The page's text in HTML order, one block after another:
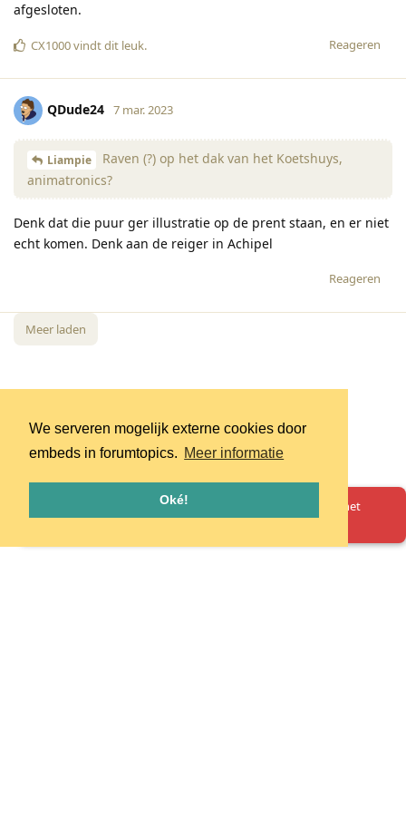
We serveren mogelijk externe cookies door
embeds in forumtopics. Meer informatie
Oké!
afgesloten.
Reageren
CX1000vindt dit leuk.
QDude24 7 mar. 2023
Liampie
Raven (?) op het dak van het Koetshuys,
animatronics?
Denk dat die puur ger illustratie op de prent staan, en er niet
echt komen. Denk aan de reiger in Achipel
Reageren
Meer laden
Oeps! Er is iets misgegaan. Herlaad de pagina en probeer het
opnieuw.